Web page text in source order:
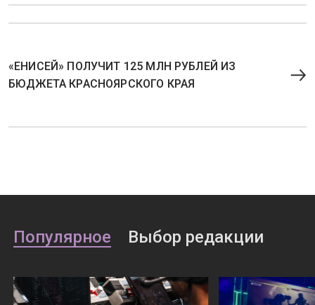
«ЕНИСЕЙ» ПОЛУЧИТ 125 МЛН РУБЛЕЙ ИЗ
БЮДЖЕТА КРАСНОЯРСКОГО КРАЯ
Популярное Выбор редакции